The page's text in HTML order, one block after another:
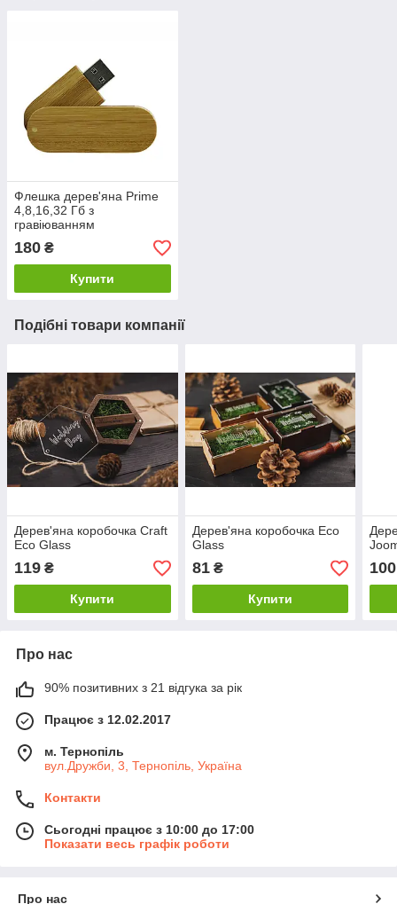
Флешка дерев'яна Prime
4,8,16,32 Гб з
гравіюванням
180 ₴
Купити
Подібні товари компанії
Дерев'яна коробочка Craft
Eco Glass
119 ₴
Купити
Дерев'яна коробочка Eco
Glass
81₴
Купити
100
Про нас
90% позитивних з 21 відгука за рік
Працює з 12.02.2017
м. Тернопіль
вул.Дружби, 3, Тернопіль, Україна
Контакти
Сьогодні працює з 10:00 до 17:00
Показати весь графік роботи
Про нас